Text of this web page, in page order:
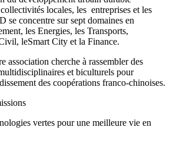
locales, les entreprises et les
se concentre sur sept domaines en
les Energies, les Transports,
leSmart City et la Finance.
association cherche à rassembler des
et biculturels pour
des coopérations franco-chinoises.
vertes pour une meilleure vie en